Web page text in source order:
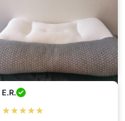
Πετροσ
★★★★★
συνιστάται ιδιαίτερα, εξαιρετικό
Ρεα
★★★★★
E.R.
★★★★★